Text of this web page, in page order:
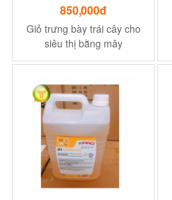
850,000đ
Giỏ trưng bày trái cây cho
siêu thị bằng mây